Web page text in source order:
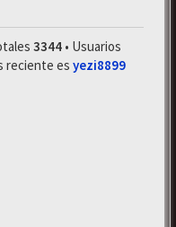
3344 • Usuarios
reciente es yezi8899